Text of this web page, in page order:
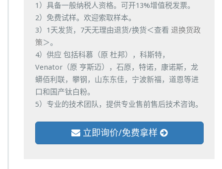
1）具备一般纳税人资格。可开13%增值税发票。
2）免费试样。欢迎索取样本。
3）1天发货，7天无理由退货/换货＜查看 退换货政
策＞。
4）供应 包括科慕（原 杜邦），科斯特，
Venator（原 亨斯迈），石原，特诺，康诺斯，龙
蟒佰利联，攀钢，山东东佳，宁波新福，道恩等进
口和国产钛白粉。
5）专业的技术团队，提供专业售前售后技术咨询。
立即询价/免费拿样